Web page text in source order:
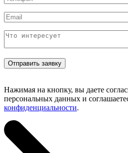
Нажимая на кнопку, вы даете
персональных данных и
конфиденциальности.